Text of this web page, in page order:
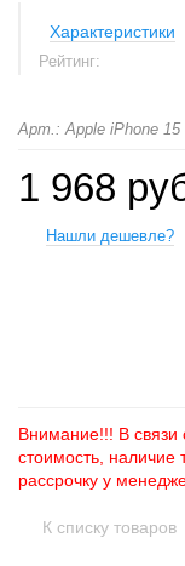
Характеристики
Рейтинг:
Арт.: Apple iPhone 15
1 968
Нашли дешевле?
Внимание!!! В связи
стоимость, наличие
рассрочку у
К списку товаров